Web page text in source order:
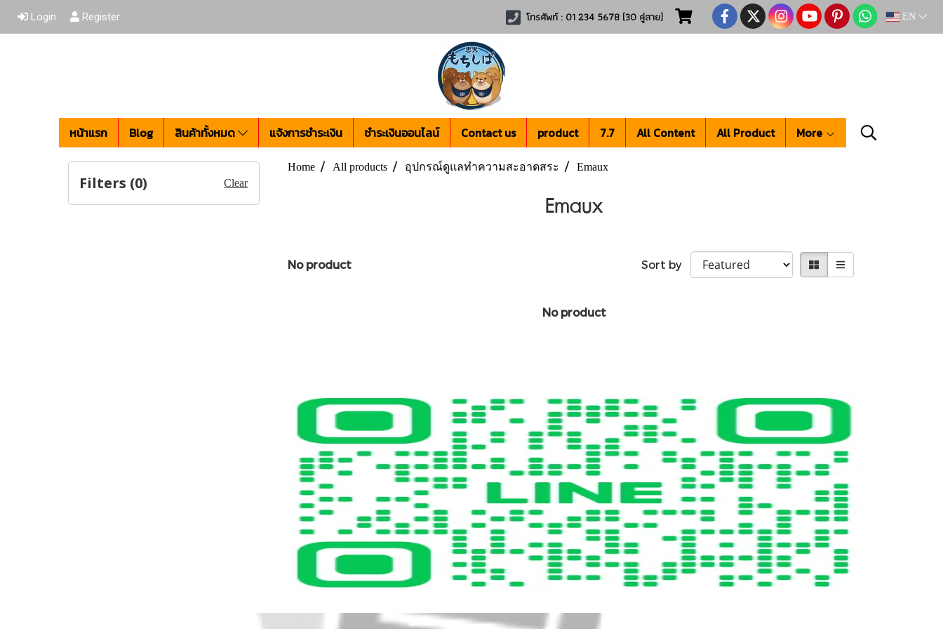
Login Register โทรศัพท์ : 01 234 5678 (30 คู่สาย) EN
หน้าแรก Blog สินค้าทั้งหมด แจ้งการชำระเงิน ชำระเงินออนไลน์ Contact us product 7.7 All Content All Product More
Home All products อุปกรณ์ดูแลทำความสะอาดสระ Emaux
Emaux
No product Sort by
No product
Filters (0) Clear